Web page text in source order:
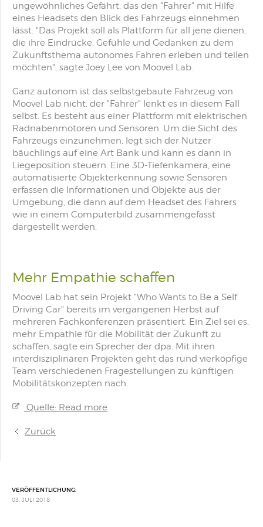
ungewöhnliches Gefährt, das den "Fahrer" mit Hilfe
eines Headsets den Blick des Fahrzeugs einnehmen
lässt. "Das Projekt soll als Plattform für all jene dienen,
die ihre Eindrücke, Gefühle und Gedanken zu dem
Zukunftsthema autonomes Fahren erleben und teilen
möchten", sagte Joey Lee von Moovel Lab.
Ganz autonom ist das selbstgebaute Fahrzeug von
Moovel Lab nicht, der "Fahrer" lenkt es in diesem Fall
selbst. Es besteht aus einer Plattform mit elektrischen
Radnabenmotoren und Sensoren. Um die Sicht des
Fahrzeugs einzunehmen, legt sich der Nutzer
bäuchlings auf eine Art Bank und kann es dann in
Liegeposition steuern. Eine 3D-Tiefenkamera, eine
automatisierte Objekterkennung sowie Sensoren
erfassen die Informationen und Objekte aus der
Umgebung, die dann auf dem Headset des Fahrers
wie in einem Computerbild zusammengefasst
dargestellt werden.
Mehr Empathie schaffen
Moovel Lab hat sein Projekt "Who Wants to Be a Self
Driving Car" bereits im vergangenen Herbst auf
mehreren Fachkonferenzen präsentiert. Ein Ziel sei es,
mehr Empathie für die Mobilität der Zukunft zu
schaffen, sagte ein Sprecher der dpa. Mit ihren
interdisziplinären Projekten geht das rund vierköpfige
Team verschiedenen Fragestellungen zu künftigen
Mobilitätskonzepten nach.
Quelle: Read more
Zurück
VERÖFFENTLICHUNG:
03. JULI 2018